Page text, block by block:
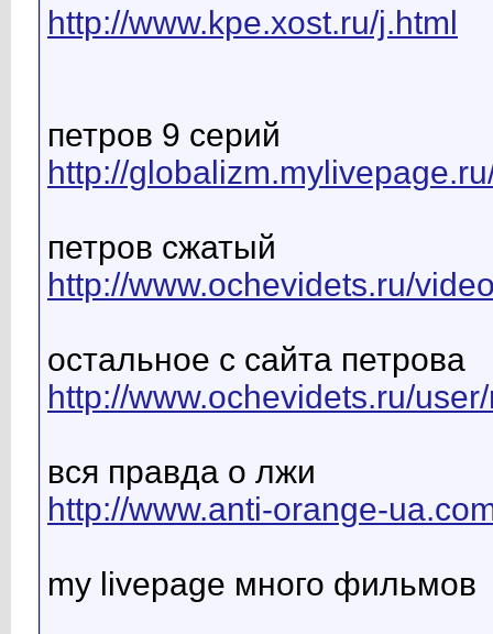
http://www.kpe.xost.ru/j.html
петров 9 серий
http://
петров сжатый
http://www.ochevidets.ru/
остальное с сайта петрова
http://www.ochevidets.ru/
вся правда о лжи
http://www.anti-orange-
my livepage много фильмов